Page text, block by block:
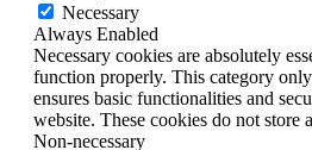
Necessary
Always Enabled
Necessary cookies are absolutely
function properly. This category
ensures basic functionalities and
website. These cookies do not store
Non-necessary